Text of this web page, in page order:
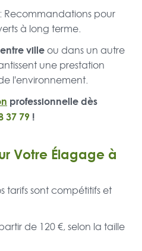
: Recommandations pour
à long terme.
villeou dans un autre
une prestation
l'environnement.
professionnelle dès
37 79 !
Votre Élagage à
tarifs sont compétitifs et
de 120 €, selon la taille